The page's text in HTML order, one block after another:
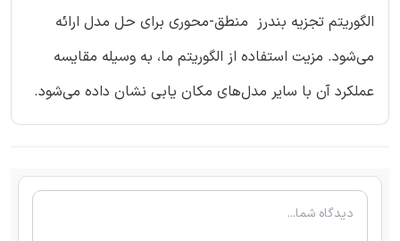
الگوریتم تجزیه بندرز منطق-محوری برای حل مدل ارائه
می‌شود. مزیت استفاده از الگوریتم ما، به وسیله مقایسه
عملکرد آن با سایر مدل‌های مکان یابی نشان داده می‌شود.